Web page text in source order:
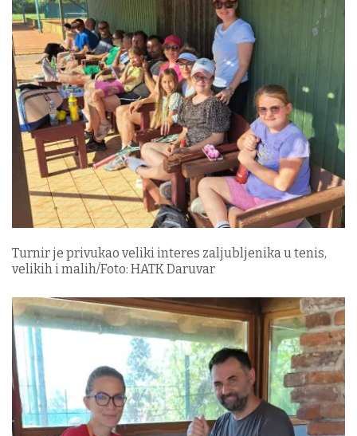
Turnir je privukao veliki interes zaljubljenika u tenis,
velikih i malih/Foto: HATK Daruvar